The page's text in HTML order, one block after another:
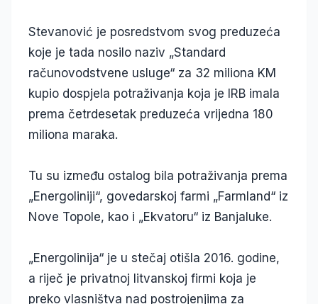
Stevanović je posredstvom svog preduzeća
koje je tada nosilo naziv „Standard
računovodstvene usluge“ za 32 miliona KM
kupio dospjela potraživanja koja je IRB imala
prema četrdesetak preduzeća vrijedna 180
miliona maraka.
Tu su između ostalog bila potraživanja prema
„Energoliniji“, govedarskoj farmi „Farmland“ iz
Nove Topole, kao i „Ekvatoru“ iz Banjaluke.
„Energolinija“ je u stečaj otišla 2016. godine,
a riječ je privatnoj litvanskoj firmi koja je
preko vlasništva nad postrojenjima za